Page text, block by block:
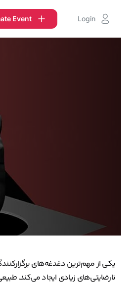
Event Login
یکی از مهم‌ترین دغدغه‌های
نارضایتی‌های زیادی ایجاد می‌کند.